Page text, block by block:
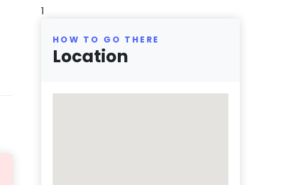
1
HOW TO GO THERE
Location